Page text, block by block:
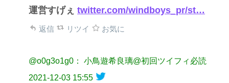
運営すげぇ twitter.com/windboys_pr/st…
返信 リツイ お気に
@o0g3o1g0： 小鳥遊希良璃@初回ツイフィ必読
2021-12-03 15:55